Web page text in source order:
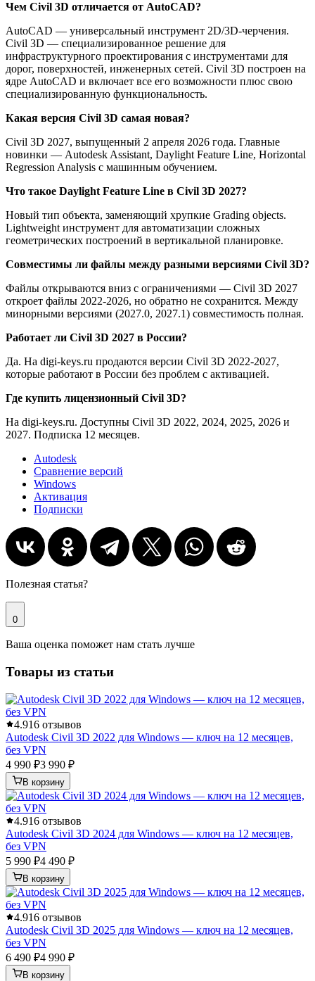
Чем Civil 3D отличается от AutoCAD?
AutoCAD — универсальный инструмент 2D/3D-черчения.
Civil 3D — специализированное решение для
инфраструктурного проектирования с инструментами для
дорог, поверхностей, инженерных сетей. Civil 3D построен на
ядре AutoCAD и включает все его возможности плюс свою
специализированную функциональность.
Какая версия Civil 3D самая новая?
Civil 3D 2027, выпущенный 2 апреля 2026 года. Главные
новинки — Autodesk Assistant, Daylight Feature Line, Horizontal
Regression Analysis с машинным обучением.
Что такое Daylight Feature Line в Civil 3D 2027?
Новый тип объекта, заменяющий хрупкие Grading objects.
Lightweight инструмент для автоматизации сложных
геометрических построений в вертикальной планировке.
Совместимы ли файлы между разными версиями Civil 3D?
Файлы открываются вниз с ограничениями — Civil 3D 2027
откроет файлы 2022-2026, но обратно не сохранится. Между
минорными версиями (2027.0, 2027.1) совместимость полная.
Работает ли Civil 3D 2027 в России?
Да. На digi-keys.ru продаются версии Civil 3D 2022-2027,
которые работают в России без проблем с активацией.
Где купить лицензионный Civil 3D?
На digi-keys.ru. Доступны Civil 3D 2022, 2024, 2025, 2026 и
2027. Подписка 12 месяцев.
Autodesk
Сравнение версий
Windows
Активация
Подписки
Полезная статья?
0
Ваша оценка поможет нам стать лучше
Товары из статьи
4.916 отзывов
Autodesk Civil 3D 2022 для Windows — ключ на 12 месяцев,
без VPN
4 990 ₽3 990 ₽
В корзину
4.916 отзывов
Autodesk Civil 3D 2024 для Windows — ключ на 12 месяцев,
без VPN
5 990 ₽4 490 ₽
В корзину
4.916 отзывов
Autodesk Civil 3D 2025 для Windows — ключ на 12 месяцев,
без VPN
6 490 ₽4 990 ₽
В корзину